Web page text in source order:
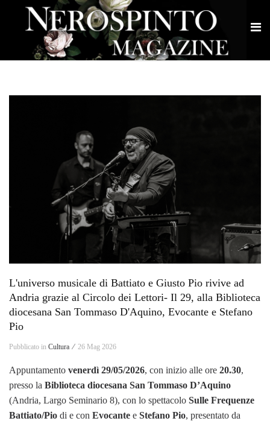
L'universo musicale di Battiato e Giusto Pio rivive ad
Andria grazie al Circolo dei Lettori- Il 29, alla Biblioteca
diocesana San Tommaso D'Aquino, Evocante e Stefano
Pio
Pubblicato in Cultura ⁄ 26 Mag 2026
Appuntamento venerdì 29/05/2026, con inizio alle ore 20.30,
presso la Biblioteca diocesana San Tommaso D’Aquino
(Andria, Largo Seminario 8), con lo spettacolo Sulle Frequenze
Battiato/Pio di e con Evocante e Stefano Pio, presentato da